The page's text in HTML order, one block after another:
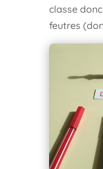
classe
feutres